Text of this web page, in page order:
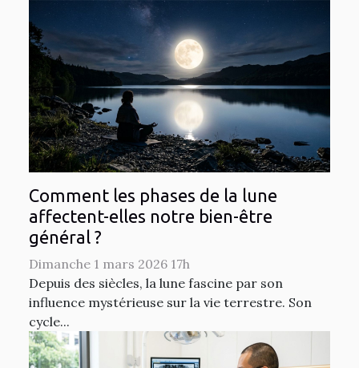
Comment les phases de la lune
affectent-elles notre bien-être
général ?
Dimanche 1 mars 2026 17h
Depuis des siècles, la lune fascine par son
influence mystérieuse sur la vie terrestre. Son
cycle...